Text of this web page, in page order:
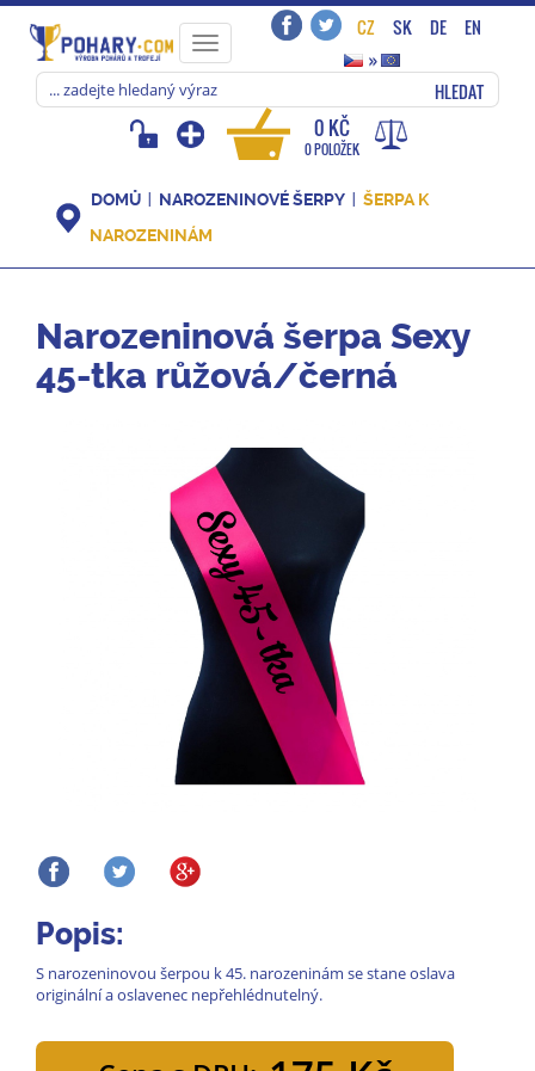
Toggle
navigation
CZ SK DE
EN
»
HLEDAT
0 KČ
0 POLOŽEK
DOMŮ NAROZENINOVÉ ŠERPY
ŠERPA K
NAROZENINÁM
Narozeninová šerpa Sexy
45-tka růžová/černá
Popis:
S narozeninovou šerpou k 45. narozeninám se stane oslava
originální a oslavenec nepřehlédnutelný.